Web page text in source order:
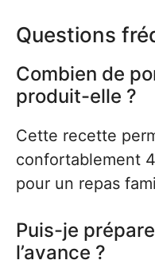
Questions
Combien de
produit-elle ?
Cette recette
confortablement
pour un repas
Puis-je
l’avance ?